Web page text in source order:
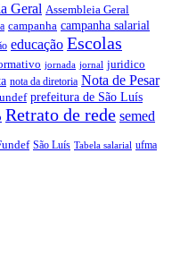
Geral Assembleia Geral
campanha campanha salarial
educação Escolas
jornada jornal juridico
nota da diretoria Nota de Pesar
prefeitura de São Luís
Retrato de rede semed
São Luís Tabela salarial ufma